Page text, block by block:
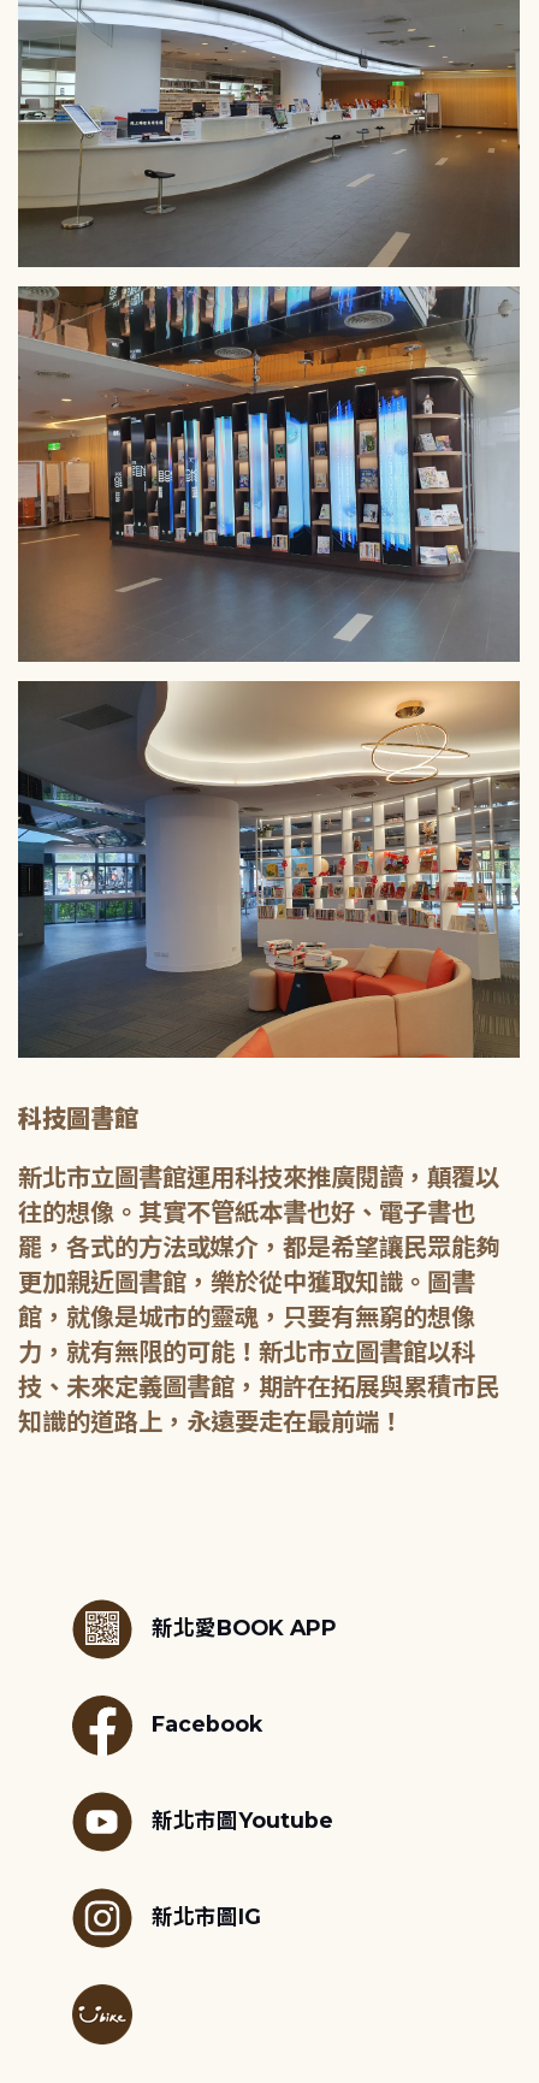
科技圖書館
新北市立圖書館運用科技來推廣閱讀，顛覆以
往的想像。其實不管紙本書也好、電子書也
罷，各式的方法或媒介，都是希望讓民眾能夠
更加親近圖書館，樂於從中獲取知識。圖書
館，就像是城市的靈魂，只要有無窮的想像
力，就有無限的可能！新北市立圖書館以科
技、未來定義圖書館，期許在拓展與累積市民
知識的道路上，永遠要走在最前端！
新北愛BOOK APP
Facebook
新北市圖Youtube
新北市圖IG